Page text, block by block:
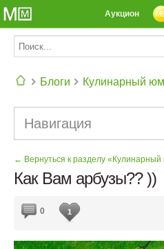
СЕГОДНЯ:
Аукцион
Блоги Кулинарный
Навигация
← Вернуться к разделу
Как Вам арбузы?? ))
0 1